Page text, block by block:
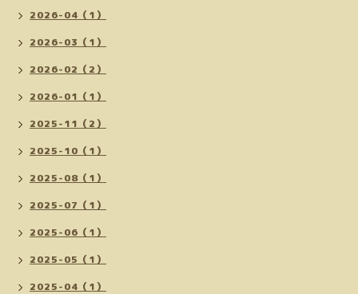
2026-04（1）
2026-03（1）
2026-02（2）
2026-01（1）
2025-11（2）
2025-10（1）
2025-08（1）
2025-07（1）
2025-06（1）
2025-05（1）
2025-04（1）